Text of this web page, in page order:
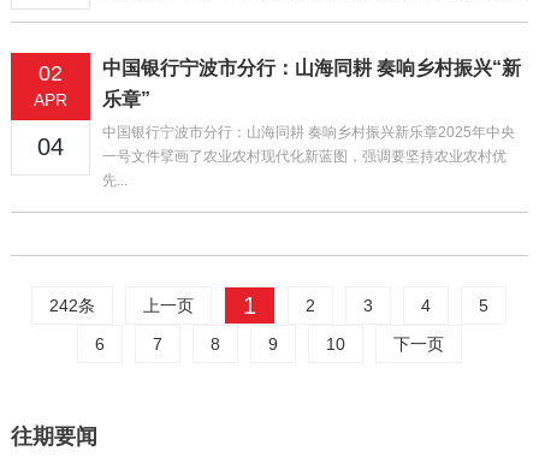
02
APR
04
中国银行宁波市分行：山海同耕 奏响乡村振兴“新
乐章”
中国银行宁波市分行：山海同耕 奏响乡村振兴新乐章2025年中央
一号文件擘画了农业农村现代化新蓝图，强调要坚持农业农村优
先...
242条 上一页 1 2 3 4
5
6
7 8 9 10 下一页
往期要闻